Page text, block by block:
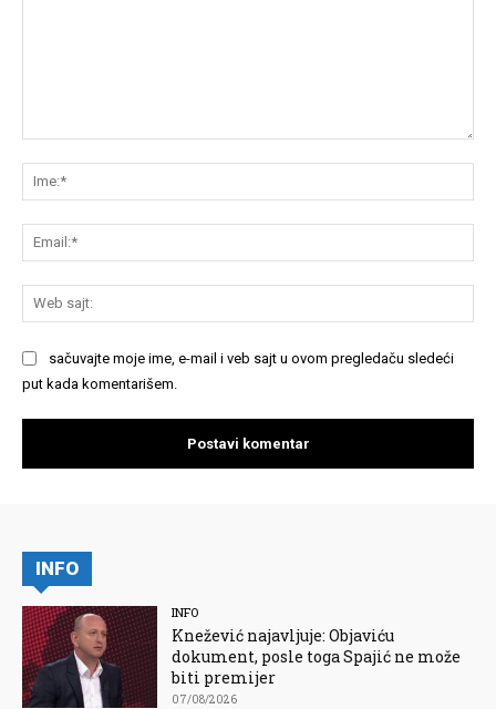
sačuvajte moje ime, e-mail i veb sajt u ovom pregledaču sledeći
put kada komentarišem.
INFO
INFO
Knežević najavljuje: Objaviću
dokument, posle toga Spajić ne može
biti premijer
07/08/2026